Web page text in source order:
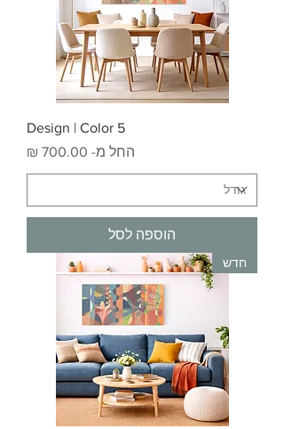
Design | Color 5
החל מ-
מחיר מבצע
הוספה לסל
חדש